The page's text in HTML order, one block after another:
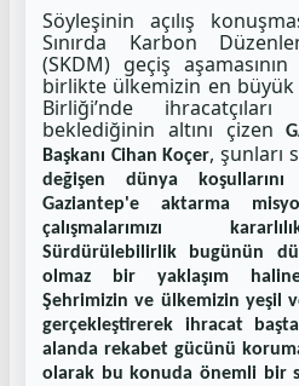
Söyleşinin açılış
Sınırda Karbon
(SKDM) geçiş
birlikte ülkemizin en büyük
Birliği’nde
beklediğinin altını çizen
Başkanı Cihan Koçer, şunları
değişen dünya
Gaziantep'e aktarma
çalışmalarımızı
Sürdürülebilirlik bugünün
olmaz bir yaklaşım
Şehrimizin ve ülkemizin yeşil
gerçekleştirerek ihracat
alanda rekabet gücünü
olarak bu konuda önemli bir